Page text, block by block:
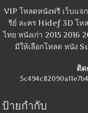
VIP โหลดหนังฟรี เว็บแจ
รีย์ ละคร Hidef 3D โห
ไทย หนังเก่า 2015 2016
มีให้เลือกโหลด หนัง
ติด
ป้ายกำกับ